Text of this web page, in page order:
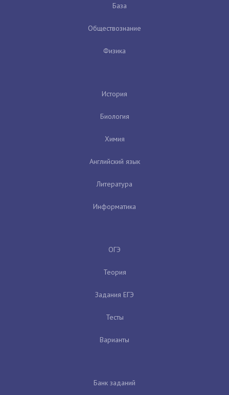
База
Обществознание
Физика
История
Биология
Химия
Английский язык
Литература
Информатика
ОГЭ
Теория
Задания ЕГЭ
Тесты
Варианты
Банк заданий